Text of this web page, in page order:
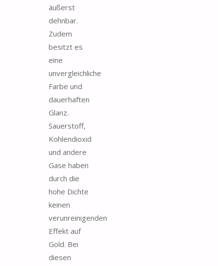
äußerst
dehnbar.
Zudem
besitzt es
eine
unvergleichliche
Farbe und
dauerhaften
Glanz.
Sauerstoff,
Kohlendioxid
und andere
Gase haben
durch die
hohe Dichte
keinen
verunreinigenden
Effekt auf
Gold. Bei
diesen